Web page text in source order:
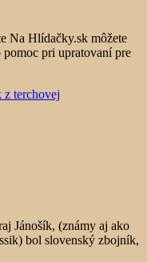
Na Hlídačky.sk môžete
pri upratovaní pre
Jánošík, (známy aj ako
bol slovenský zbojník,